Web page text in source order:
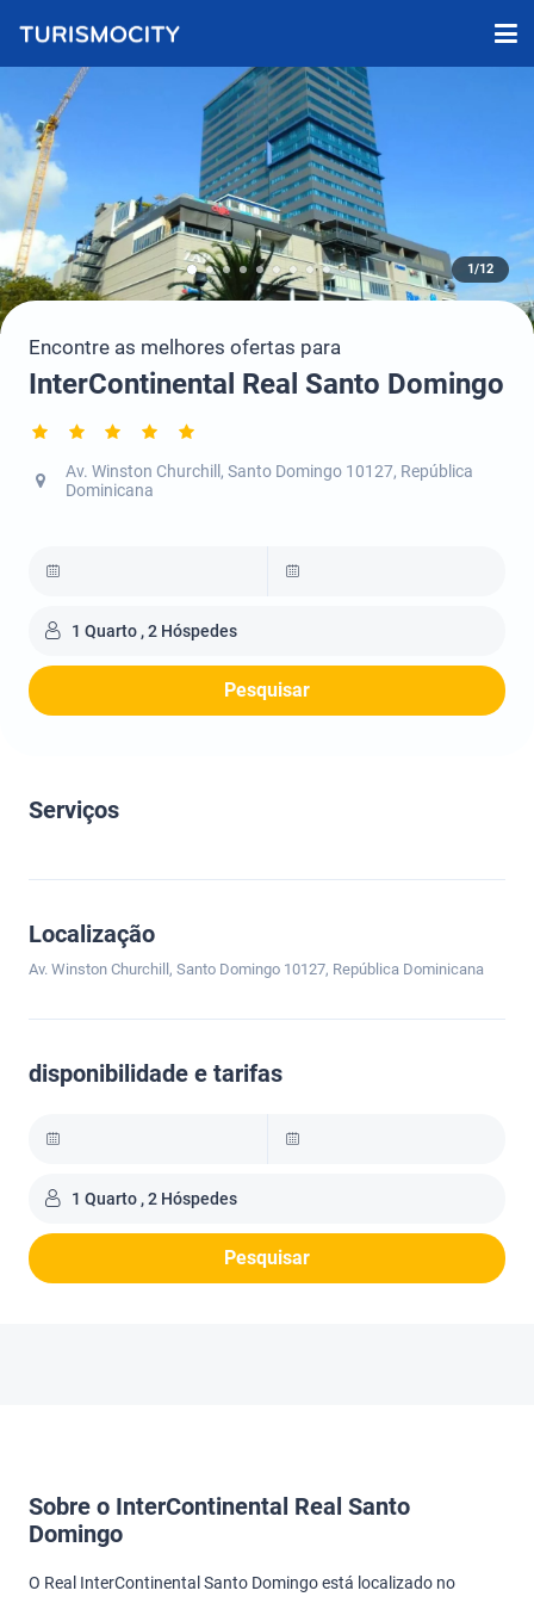
1/12
Encontre as melhores ofertas para
InterContinental Real Santo Domingo
Av. Winston Churchill, Santo Domingo 10127, República
Dominicana
1 Quarto , 2 Hóspedes
Pesquisar
Serviços
Localização
Av. Winston Churchill, Santo Domingo 10127, República Dominicana
disponibilidade e tarifas
1 Quarto , 2 Hóspedes
Pesquisar
Sobre o InterContinental Real Santo
Domingo
O Real InterContinental Santo Domingo está localizado no